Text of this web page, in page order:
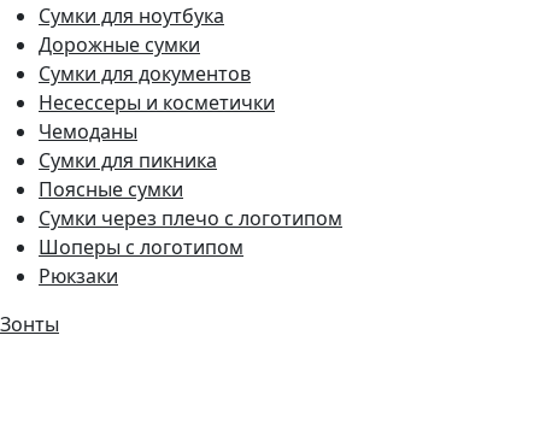
Сумки для ноутбука
Дорожные сумки
Сумки для документов
Несессеры и косметички
Чемоданы
Сумки для пикника
Поясные сумки
Сумки через плечо с логотипом
Шоперы с логотипом
Рюкзаки
Зонты